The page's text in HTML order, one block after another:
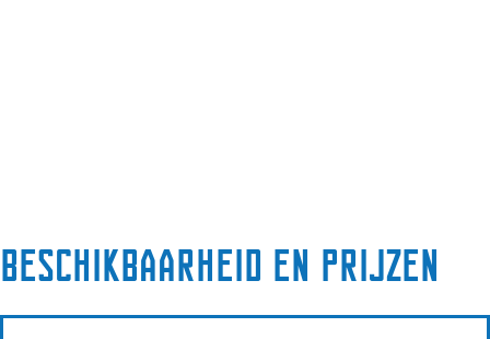
Beschikbaarheid en prijzen